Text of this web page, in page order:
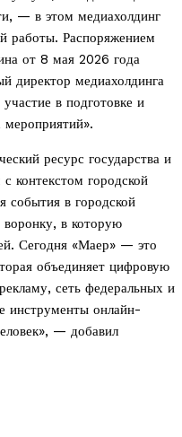
— в этом медиахолдинг
работы. Распоряжением
от 8 мая 2026 года
директор медиахолдинга
в подготовке и
ресурс государства и
контекстом городской
события в городской
в которую
Сегодня «Маер» — это
объединяет цифровую
сеть федеральных и
инструменты онлайн-
— добавил